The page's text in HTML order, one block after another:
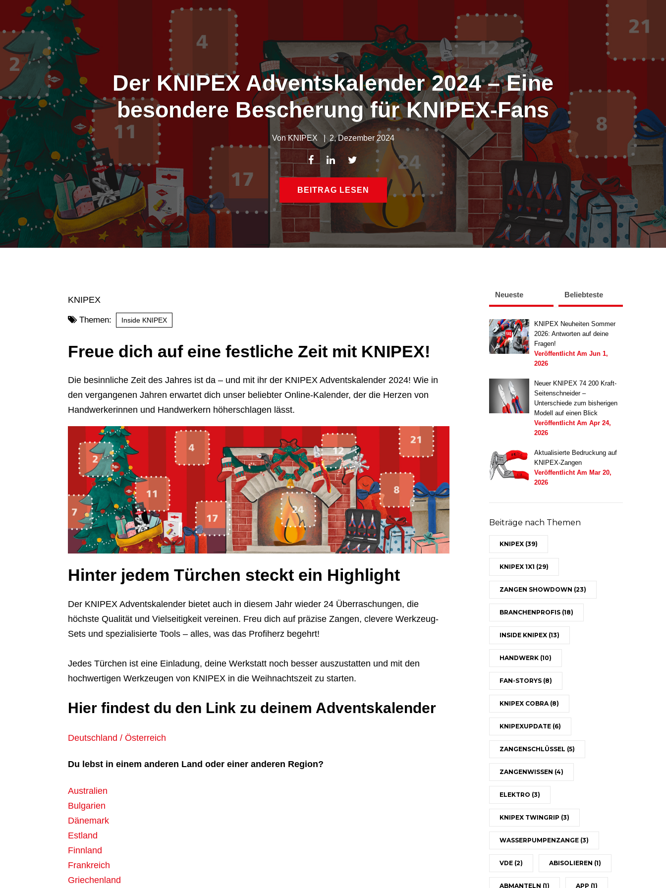
Der KNIPEX Adventskalender 2024 – Eine
besondere Bescherung für KNIPEX-Fans
VonKNIPEX | 2, Dezember 2024
BEITRAG LESEN
KNIPEX
Themen: Inside KNIPEX
Freue dich auf eine festliche Zeit mit KNIPEX!
Die besinnliche Zeit des Jahres ist da – und mit ihr der KNIPEX Adventskalender 2024! Wie in
den vergangenen Jahren erwartet dich unser beliebter Online-Kalender, der die Herzen von
Handwerkerinnen und Handwerkern höherschlagen lässt.
Hinter jedem Türchen steckt ein Highlight
Der KNIPEX Adventskalender bietet auch in diesem Jahr wieder 24 Überraschungen, die
höchste Qualität und Vielseitigkeit vereinen. Freu dich auf präzise Zangen, clevere Werkzeug-
Sets und spezialisierte Tools – alles, was das Profiherz begehrt!
Jedes Türchen ist eine Einladung, deine Werkstatt noch besser auszustatten und mit den
hochwertigen Werkzeugen von KNIPEX in die Weihnachtszeit zu starten.
Hier findest du den Link zu deinem Adventskalender
Deutschland / Österreich
Du lebst in einem anderen Land oder einer anderen Region?
Australien
Bulgarien
Dänemark
Estland
Finnland
Frankreich
Griechenland
Neueste Beliebteste
KNIPEX Neuheiten Sommer
2026: Antworten auf deine
Fragen!
Veröffentlicht Am Jun 1,
2026
Neuer KNIPEX 74 200 Kraft-
Seitenschneider –
Unterschiede zum bisherigen
Modell auf einen Blick
Veröffentlicht Am Apr 24,
2026
Aktualisierte Bedruckung auf
KNIPEX-Zangen
Veröffentlicht Am Mar 20,
2026
Beiträge nach Themen
KNIPEX (39)
KNIPEX 1X1 (29)
ZANGEN SHOWDOWN (23)
BRANCHENPROFIS (18)
INSIDE KNIPEX (13)
HANDWERK (10)
FAN-STORYS (8)
KNIPEX COBRA (8)
KNIPEXUPDATE (6)
ZANGENSCHLÜSSEL (5)
ZANGENWISSEN (4)
ELEKTRO (3)
KNIPEX TWINGRIP (3)
WASSERPUMPENZANGE (3)
VDE (2) ABISOLIEREN (1)
ABMANTELN (1) APP (1)